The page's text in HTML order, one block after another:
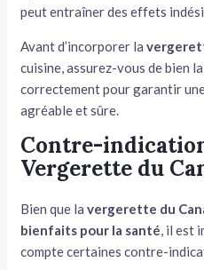
peut entraîner des effets
Avant d’incorporer la
cuisine, assurez-vous de bien
correctement pour garantir
agréable et sûre.
Contre-
Vergerette du
Bien que lavergerette du
bienfaits pour la santé, il est
compte certaines contre-